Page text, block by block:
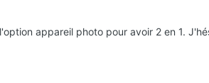
appareil photo pour avoir 2 en 1.